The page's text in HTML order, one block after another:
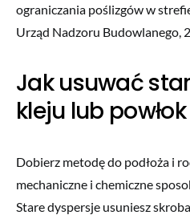
ograniczania poślizgów w
Urząd Nadzoru Budowlanego,
Jak usuwać
kleju lub
Dobierz metodę do podłoża i
mechaniczne i chemiczne
Stare dyspersje usuniesz